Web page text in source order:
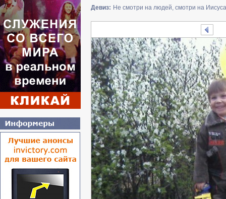
Девиз: Не смотри на людей, смотри на